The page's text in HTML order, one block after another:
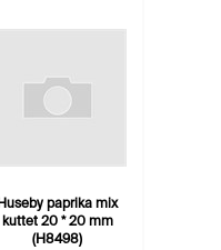
paprika mix
kuttet 20 * 20 mm
(H8498)